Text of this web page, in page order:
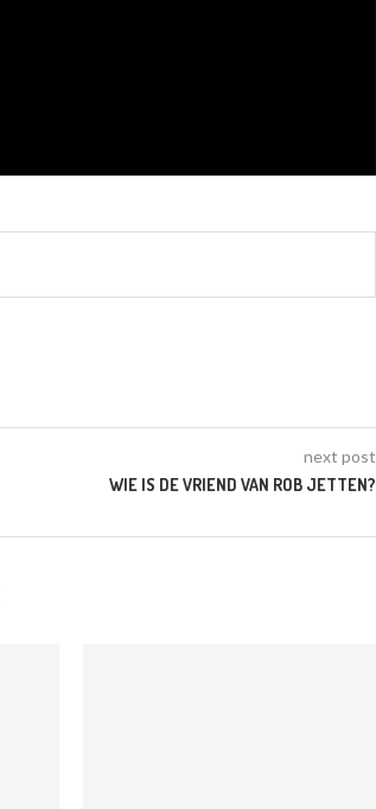
next post
WIE IS DE VRIEND VAN ROB JETTEN?